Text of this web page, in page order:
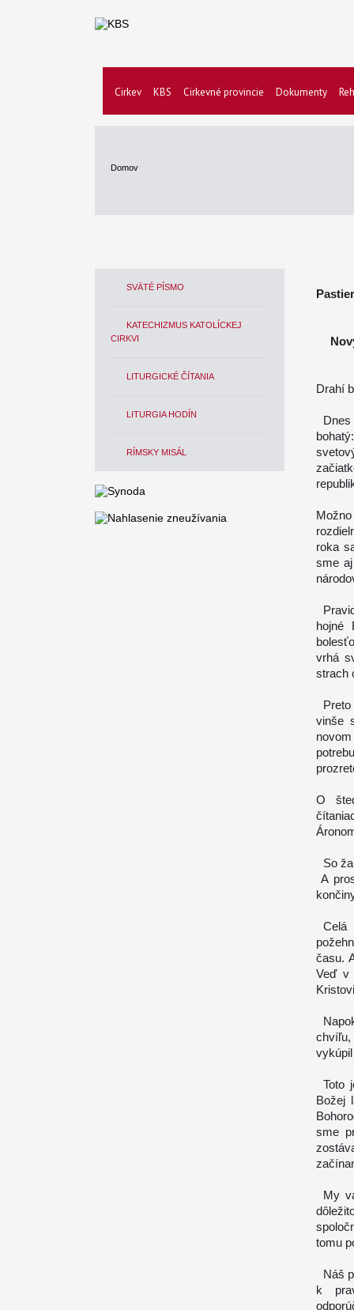
Cirkev KBS Cirkevné provincie Dokumenty
Domov
SVÄTÉ PÍSMO
KATECHIZMUS KATOLÍCKEJ
CIRKVI
LITURGICKÉ ČÍTANIA
LITURGIA HODÍN
RÍMSKY MISÁL
Drahí
roka
sme
hojné
vrhá
strach
vinše
O
So
A
Celá
času.
Veď v
chvíľu,
Toto
Božej
sme
My
tomu
Náš
k